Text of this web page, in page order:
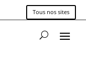
Tous nos sites